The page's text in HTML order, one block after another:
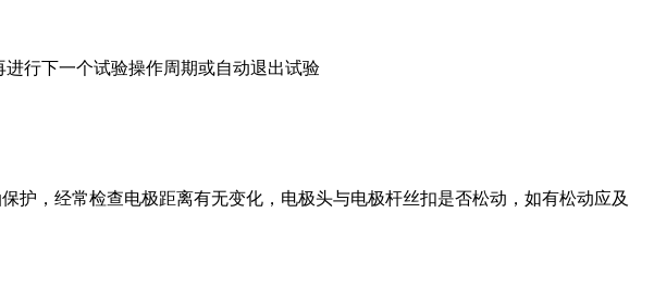
行下一个试验操作周期或自动退出试验
护，经常检查电极距离有无变化，电极头与电极杆丝扣是否松动，如有松动应及